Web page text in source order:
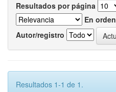
Resultados por página
En orden
Autor/registro
Resultados 1-1 de 1.